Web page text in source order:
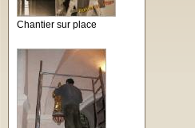
Chantier sur place